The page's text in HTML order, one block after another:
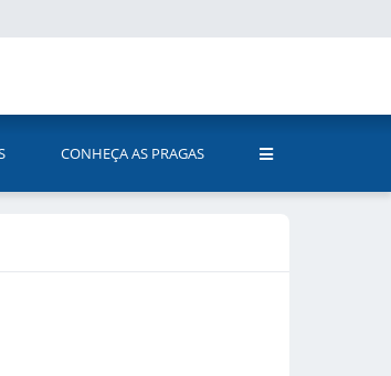
CONHEÇA AS PRAGAS